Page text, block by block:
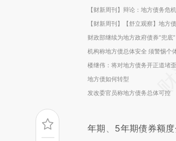
【财新周刊】辩论：地方债务危
【财新周刊】【舒立观察】地方
财政部继续为地方政府债券“兜底”
机构称地方债总体安全 须警惕个
楼继伟：将对地方债务开正道堵
地方债如何转型
发改委官员称地方债务总体可控
年期、5年期债券额